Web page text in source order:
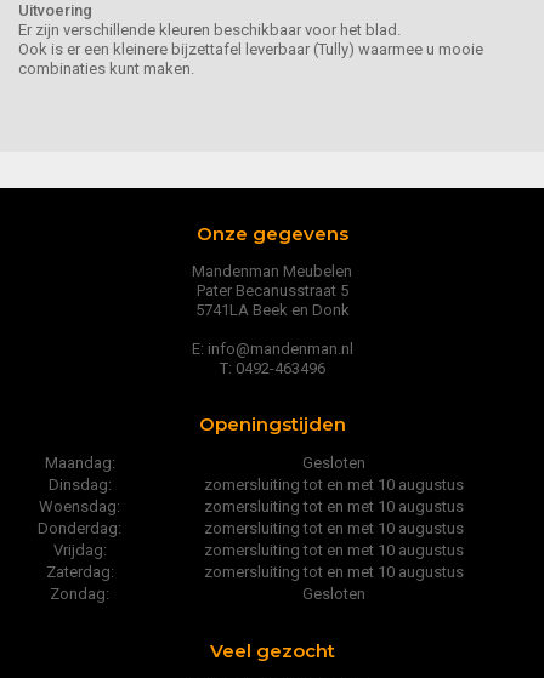
Uitvoering
Er zijn verschillende kleuren beschikbaar voor het blad.
Ook is er een kleinere bijzettafel leverbaar (Tully) waarmee u mooie
combinaties kunt maken.
Onze gegevens
Mandenman Meubelen
Pater Becanusstraat 5
5741LA Beek en Donk
E: info@mandenman.nl
T: 0492-463496
Openingstijden
Maandag:
Gesloten
Dinsdag:
zomersluiting tot en met 10 augustus
Woensdag:
zomersluiting tot en met 10 augustus
Donderdag:
zomersluiting tot en met 10 augustus
Vrijdag:
zomersluiting tot en met 10 augustus
Zaterdag:
zomersluiting tot en met 10 augustus
Zondag:
Gesloten
Veel gezocht